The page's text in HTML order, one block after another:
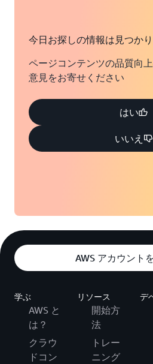
今日お探しの情報は見つか
ページコンテンツの品質向
意見をお寄せください
はい
いいえ
AWS アカウント
学ぶ
AWS と
は？
クラウ
ドコン
リソース
開始方
法
トレー
ニング
デ